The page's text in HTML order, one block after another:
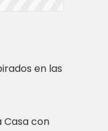
en las
con